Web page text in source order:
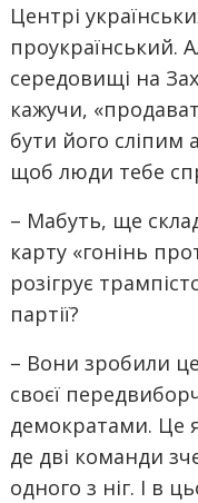
Центрі
проукраїнський.
середовищі на
кажучи,
бути його
щоб люди тебе
– Мабуть, ще
карту «гонінь
розігрує
партії?
– Вони зробили
своєї
демократами. Це
де дві команди
одного з ніг. І в